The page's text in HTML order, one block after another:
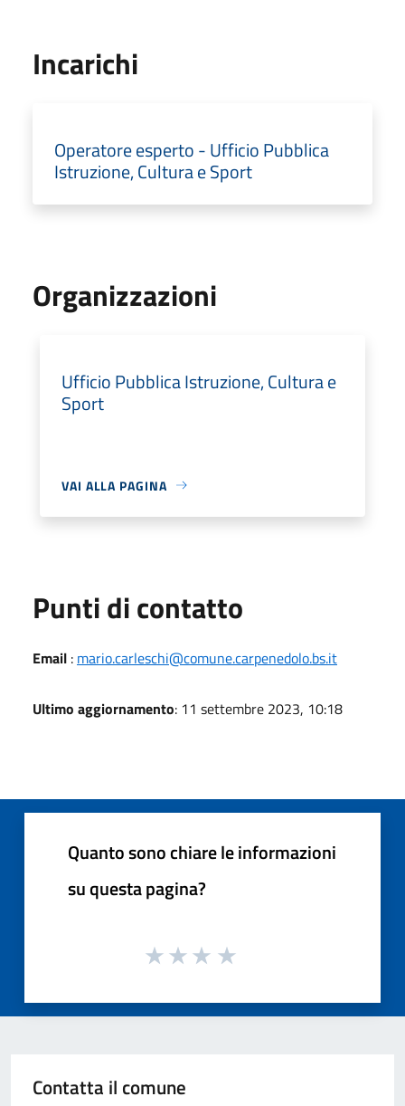
Incarichi
Operatore esperto - Ufficio Pubblica
Istruzione, Cultura e Sport
Organizzazioni
Ufficio Pubblica Istruzione, Cultura e
Sport
VAI ALLA PAGINA
Punti di contatto
Email : mario.carleschi@comune.carpenedolo.bs.it
Ultimo aggiornamento: 11 settembre 2023, 10:18
Quanto sono chiare le informazioni
su questa pagina?
Contatta il comune